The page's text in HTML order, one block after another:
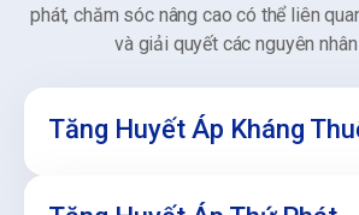
phát, chăm sóc nâng cao có thể liên
và giải quyết các nguyên
Tăng Huyết Áp Kháng